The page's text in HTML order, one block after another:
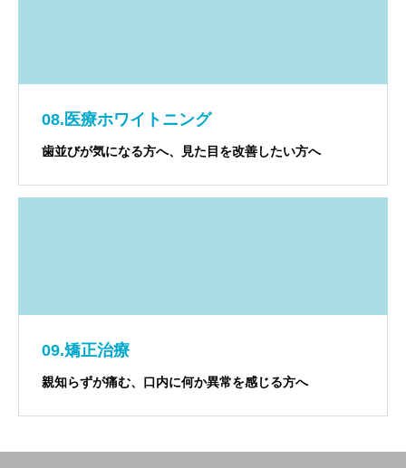
08.医療ホワイトニング
歯並びが気になる方へ、見た目を改善したい方へ
09.矯正治療
親知らずが痛む、口内に何か異常を感じる方へ